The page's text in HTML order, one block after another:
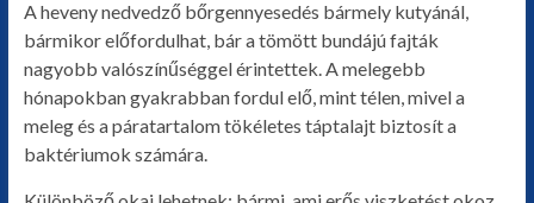
egyéb
A heveny nedvedző bőrgennyesedés bármely kutyánál,
bármikor előfordulhat, bár a tömött bundájú fajták
nagyobb valószínűséggel érintettek. A melegebb
hónapokban gyakrabban fordul elő, mint télen, mivel a
meleg és a páratartalom tökéletes táptalajt biztosít a
baktériumok számára.